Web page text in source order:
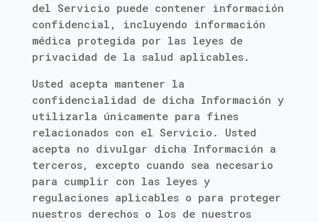
del Servicio puede contener información
confidencial, incluyendo información
médica protegida por las leyes de
privacidad de la salud aplicables.
Usted acepta mantener la
confidencialidad de dicha Información y
utilizarla únicamente para fines
relacionados con el Servicio. Usted
acepta no divulgar dicha Información a
terceros, excepto cuando sea necesario
para cumplir con las leyes y
regulaciones aplicables o para proteger
nuestros derechos o los de nuestros